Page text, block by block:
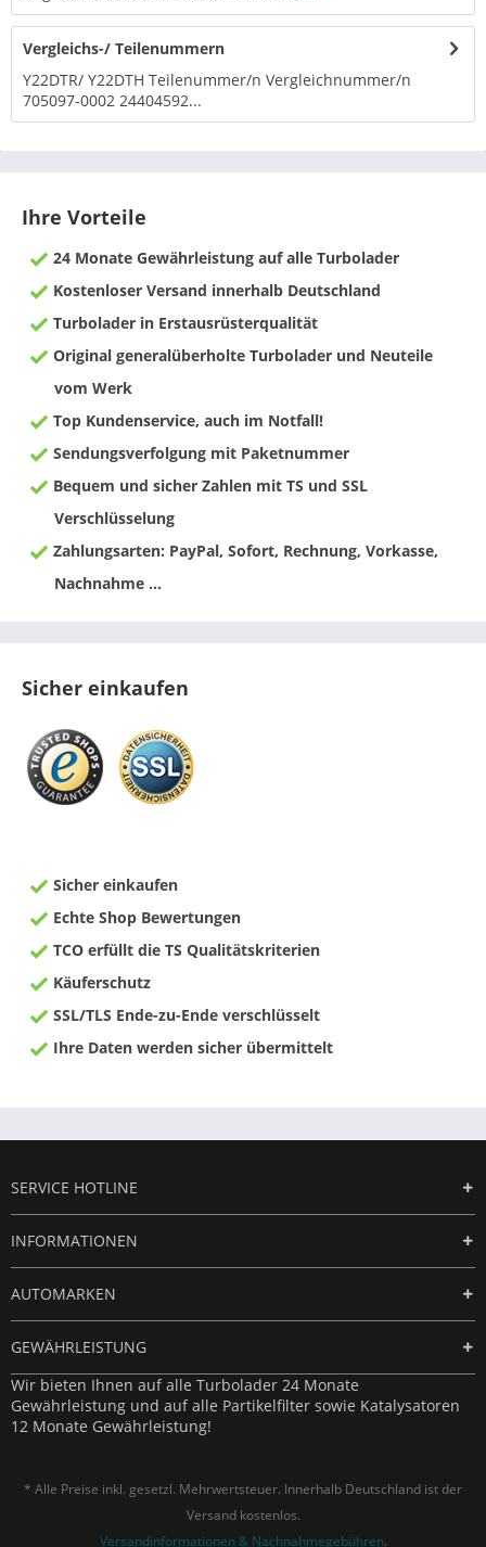
Vergleichs-/ Teilenummern
Y22DTR/ Y22DTH Teilenummer/n Vergleichnummer/n
705097-0002 24404592...
Ihre Vorteile
24 Monate Gewährleistung auf alle Turbolader
Kostenloser Versand innerhalb Deutschland
Turbolader in Erstausrüsterqualität
Original generalüberholte Turbolader und Neuteile
vom Werk
Top Kundenservice, auch im Notfall!
Sendungsverfolgung mit Paketnummer
Bequem und sicher Zahlen mit TS und SSL
Verschlüsselung
Zahlungsarten: PayPal, Sofort, Rechnung, Vorkasse,
Nachnahme ...
Sicher einkaufen
Sicher einkaufen
Echte Shop Bewertungen
TCO erfüllt die TS Qualitätskriterien
Käuferschutz
SSL/TLS Ende-zu-Ende verschlüsselt
Ihre Daten werden sicher übermittelt
SERVICE HOTLINE
INFORMATIONEN
AUTOMARKEN
GEWÄHRLEISTUNG
Wir bieten Ihnen auf alle Turbolader 24 Monate
Gewährleistung und auf alle Partikelfilter sowie Katalysatoren
12 Monate Gewährleistung!
* Alle Preise inkl. gesetzl. Mehrwertsteuer. Innerhalb Deutschland ist der
Versand kostenlos.
Versandinformationen & Nachnahmegebühren.